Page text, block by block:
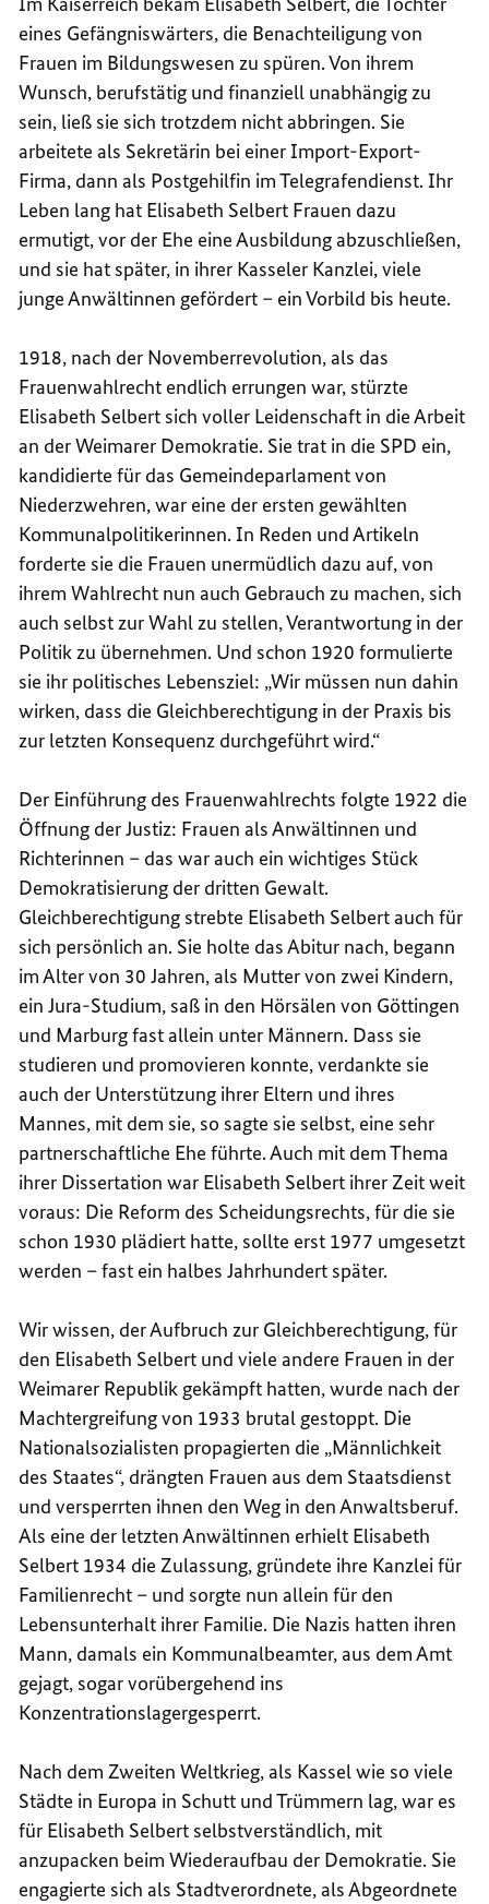
eines Gefängniswärters, die Benachteiligung von
Frauen im Bildungswesen zu spüren. Von ihrem
Wunsch, berufstätig und finanziell unabhängig zu
sein, ließ sie sich trotzdem nicht abbringen. Sie
arbeitete als Sekretärin bei einer Import-Export-
Firma, dann als Postgehilfin im Telegrafendienst. Ihr
Leben lang hat Elisabeth Selbert Frauen dazu
ermutigt, vor der Ehe eine Ausbildung abzuschließen,
und sie hat später, in ihrer Kasseler Kanzlei, viele
junge Anwältinnen gefördert – ein Vorbild bis heute.
1918, nach der Novemberrevolution, als das
Frauenwahlrecht endlich errungen war, stürzte
Elisabeth Selbert sich voller Leidenschaft in die Arbeit
an der Weimarer Demokratie. Sie trat in die SPD ein,
kandidierte für das Gemeindeparlament von
Niederzwehren, war eine der ersten gewählten
Kommunalpolitikerinnen. In Reden und Artikeln
forderte sie die Frauen unermüdlich dazu auf, von
ihrem Wahlrecht nun auch Gebrauch zu machen, sich
auch selbst zur Wahl zu stellen, Verantwortung in der
Politik zu übernehmen. Und schon 1920 formulierte
sie ihr politisches Lebensziel: „Wir müssen nun dahin
wirken, dass die Gleichberechtigung in der Praxis bis
zur letzten Konsequenz durchgeführt wird.“
Der Einführung des Frauenwahlrechts folgte 1922 die
Öffnung der Justiz: Frauen als Anwältinnen und
Richterinnen – das war auch ein wichtiges Stück
Demokratisierung der dritten Gewalt.
Gleichberechtigung strebte Elisabeth Selbert auch für
sich persönlich an. Sie holte das Abitur nach, begann
im Alter von 30 Jahren, als Mutter von zwei Kindern,
ein Jura-Studium, saß in den Hörsälen von Göttingen
und Marburg fast allein unter Männern. Dass sie
studieren und promovieren konnte, verdankte sie
auch der Unterstützung ihrer Eltern und ihres
Mannes, mit dem sie, so sagte sie selbst, eine sehr
partnerschaftliche Ehe führte. Auch mit dem Thema
ihrer Dissertation war Elisabeth Selbert ihrer Zeit weit
voraus: Die Reform des Scheidungsrechts, für die sie
schon 1930 plädiert hatte, sollte erst 1977 umgesetzt
werden – fast ein halbes Jahrhundert später.
Wir wissen, der Aufbruch zur Gleichberechtigung, für
den Elisabeth Selbert und viele andere Frauen in der
Weimarer Republik gekämpft hatten, wurde nach der
Machtergreifung von 1933 brutal gestoppt. Die
Nationalsozialisten propagierten die „Männlichkeit
des Staates“, drängten Frauen aus dem Staatsdienst
und versperrten ihnen den Weg in den Anwaltsberuf.
Als eine der letzten Anwältinnen erhielt Elisabeth
Selbert 1934 die Zulassung, gründete ihre Kanzlei für
Familienrecht – und sorgte nun allein für den
Lebensunterhalt ihrer Familie. Die Nazis hatten ihren
Mann, damals ein Kommunalbeamter, aus dem Amt
gejagt, sogar vorübergehend ins
Konzentrationslagergesperrt.
Nach dem Zweiten Weltkrieg, als Kassel wie so viele
Städte in Europa in Schutt und Trümmern lag, war es
für Elisabeth Selbert selbstverständlich, mit
anzupacken beim Wiederaufbau der Demokratie. Sie
engagierte sich als Stadtverordnete, als Abgeordnete